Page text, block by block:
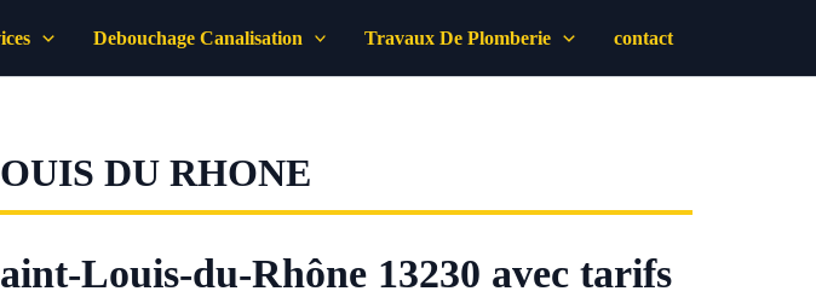
Debouchage Canalisation Travaux De Plomberie contact
DU RHONE
Louis-du-Rhône 13230 avec tarifs